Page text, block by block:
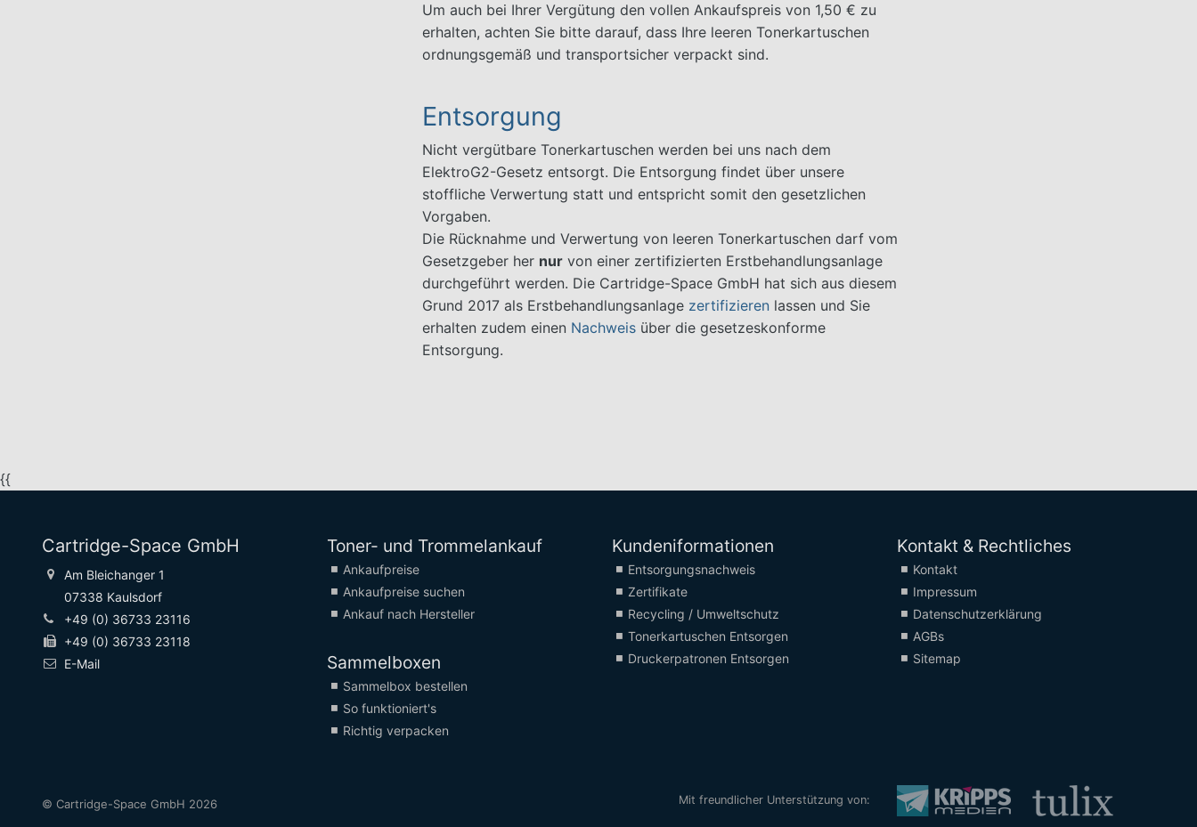
Um auch bei Ihrer Vergütung den vollen Ankaufspreis von 1,50 € zu
erhalten, achten Sie bitte darauf, dass Ihre leeren Tonerkartuschen
ordnungsgemäß und transportsicher verpackt sind.
Entsorgung
Nicht vergütbare Tonerkartuschen werden bei uns nach dem
ElektroG2-Gesetz entsorgt. Die Entsorgung findet über unsere
stoffliche Verwertung statt und entspricht somit den gesetzlichen
Vorgaben.
Die Rücknahme und Verwertung von leeren Tonerkartuschen darf vom
Gesetzgeber her nurvon einer zertifizierten Erstbehandlungsanlage
durchgeführt werden. Die Cartridge-Space GmbH hat sich aus diesem
Grund 2017 als Erstbehandlungsanlage zertifizieren lassen und Sie
erhalten zudem einen Nachweisüber die gesetzeskonforme
Entsorgung.
{{
Cartridge-Space GmbH
Am Bleichanger 1
07338 Kaulsdorf
+49 (0) 36733 23116
+49 (0) 36733 23118
E-Mail
Toner- und Trommelankauf
Ankaufpreise
Ankaufpreise suchen
Ankauf nach Hersteller
Sammelboxen
Sammelbox bestellen
So funktioniert's
Richtig verpacken
Kundeniformationen
Entsorgungsnachweis
Zertifikate
Recycling / Umweltschutz
Tonerkartuschen Entsorgen
Druckerpatronen Entsorgen
Kontakt & Rechtliches
Kontakt
Impressum
Datenschutzerklärung
AGBs
Sitemap
© Cartridge-Space GmbH 2026 Mit freundlicher Unterstützung von: